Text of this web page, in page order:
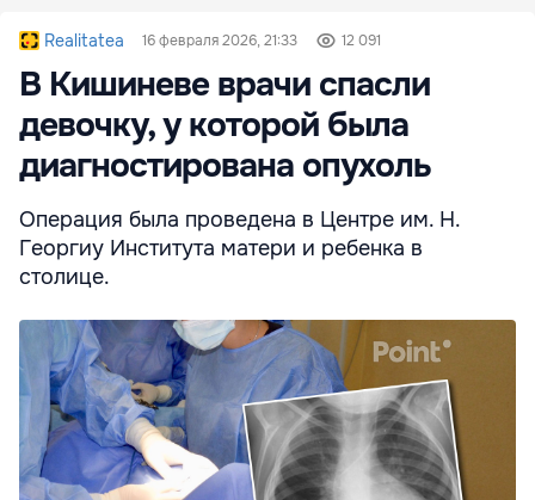
Realitatea 16 февраля 2026, 21:33 12 091
В Кишиневе врачи спасли
девочку, у которой была
диагностирована опухоль
Операция была проведена в Центре им. Н.
Георгиу Института матери и ребенка в
столице.